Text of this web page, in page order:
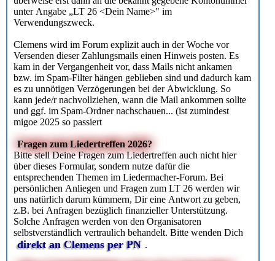
unter Angabe „LT 26 <Dein Name>" im
Verwendungszweck.
Clemens wird im Forum explizit auch in der Woche vor
Versenden dieser Zahlungsmails einen Hinweis posten. Es
kam in der Vergangenheit vor, dass Mails nicht ankamen
bzw. im Spam-Filter hängen geblieben sind und dadurch kam
es zu unnötigen Verzögerungen bei der Abwicklung. So
kann jede/r nachvollziehen, wann die Mail ankommen sollte
und ggf. im Spam-Ordner nachschauen... (ist zumindest
migoe 2025 so passiert
Fragen zum Liedertreffen 2026?
Bitte stell Deine Fragen zum Liedertreffen auch nicht hier
über dieses Formular, sondern nutze dafür die
entsprechenden Themen im Liedermacher-Forum. Bei
persönlichen Anliegen und Fragen zum LT 26 werden wir
uns natürlich darum kümmern, Dir eine Antwort zu geben,
z.B. bei Anfragen bezüglich finanzieller Unterstützung.
Solche Anfragen werden von den Organisatoren
selbstverständlich vertraulich behandelt. Bitte wenden Dich
direkt an Clemens per PN .